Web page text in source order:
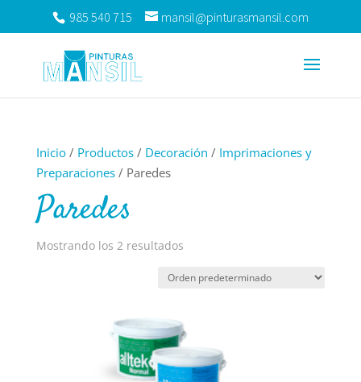
985 540 715 mansil@pinturasmansil.com
Inicio/ Productos/ Decoración / Imprimaciones y
Preparaciones/ Paredes
Paredes
Mostrando los 2 resultados